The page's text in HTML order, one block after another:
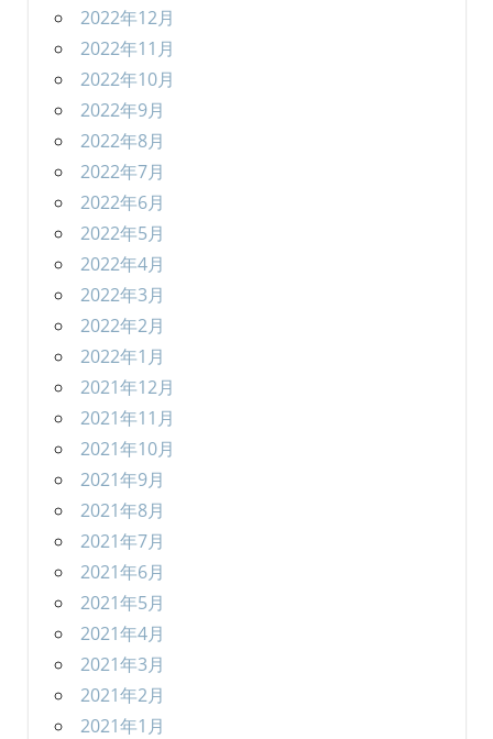
2022年12月
2022年11月
2022年10月
2022年9月
2022年8月
2022年7月
2022年6月
2022年5月
2022年4月
2022年3月
2022年2月
2022年1月
2021年12月
2021年11月
2021年10月
2021年9月
2021年8月
2021年7月
2021年6月
2021年5月
2021年4月
2021年3月
2021年2月
2021年1月